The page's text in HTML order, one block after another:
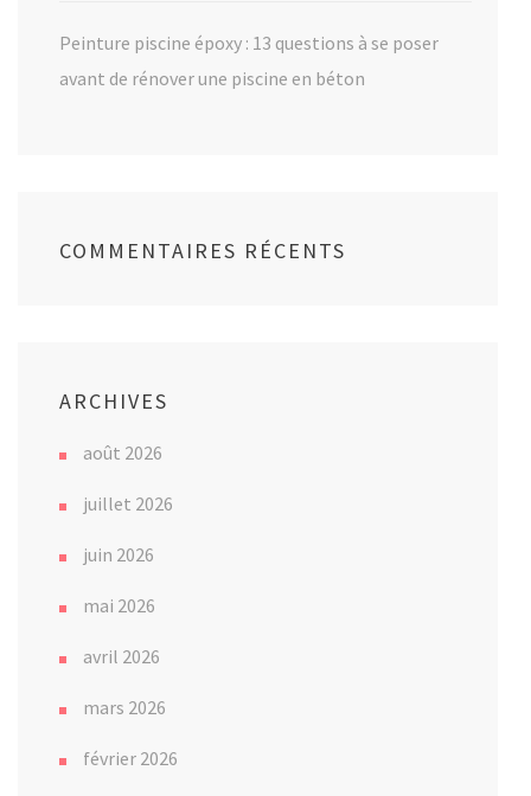
Peinture piscine époxy : 13 questions à se poser
avant de rénover une piscine en béton
COMMENTAIRES RÉCENTS
ARCHIVES
août 2026
juillet 2026
juin 2026
mai 2026
avril 2026
mars 2026
février 2026